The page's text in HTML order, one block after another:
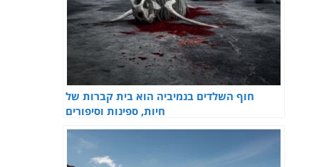
חוף השלדים בנמיביה הוא בית קברות של
חיות, ספינות וסיפורים